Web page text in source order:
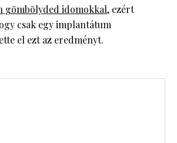
gömbölyded idomokkal, ezért
csak egy implantátum
el ezt az eredményt.